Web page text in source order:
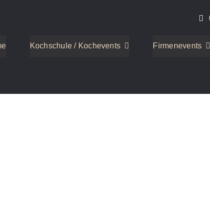
Kochschule / Kochevents Firmenevents